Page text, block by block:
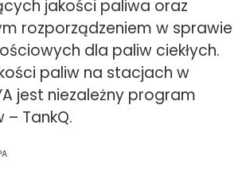
jakości paliwa oraz
rozporządzeniem w sprawie
dla paliw ciekłych.
paliw na stacjach w
jest niezależny program
TankQ.